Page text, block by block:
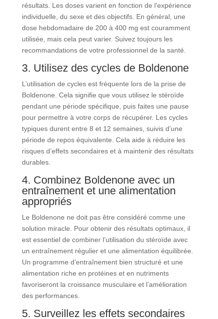
résultats. Les doses varient en fonction de l’expérience
individuelle, du sexe et des objectifs. En général, une
dose hebdomadaire de 200 à 400 mg est couramment
utilisée, mais cela peut varier. Suivez toujours les
recommandations de votre professionnel de la santé.
3. Utilisez des cycles de Boldenone
L’utilisation de cycles est fréquente lors de la prise de
Boldenone. Cela signifie que vous utilisez le stéroïde
pendant une période spécifique, puis faites une pause
pour permettre à votre corps de récupérer. Les cycles
typiques durent entre 8 et 12 semaines, suivis d’une
période de repos équivalente. Cela aide à réduire les
risques d’effets secondaires et à maintenir des résultats
durables.
4. Combinez Boldenone avec un
entraînement et une alimentation
appropriés
Le Boldenone ne doit pas être considéré comme une
solution miracle. Pour obtenir des résultats optimaux, il
est essentiel de combiner l’utilisation du stéroïde avec
un entraînement régulier et une alimentation équilibrée.
Un programme d’entraînement bien structuré et une
alimentation riche en protéines et en nutriments
favoriseront la croissance musculaire et l’amélioration
des performances.
5. Surveillez les effets secondaires